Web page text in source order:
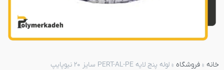
خانه » فروشگاه » لوله پنج لایه PERT-AL-PE سایز 20 نیوپایپ